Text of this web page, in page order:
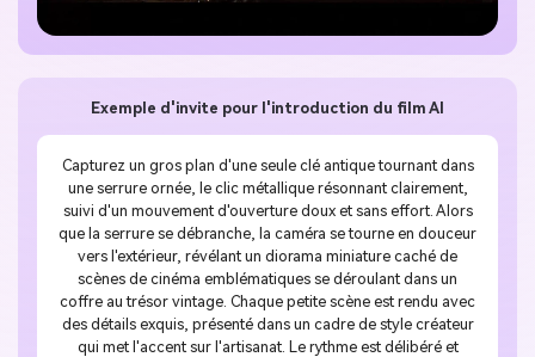
Exemple d'invite pour l'introduction du film AI
Capturez un gros plan d'une seule clé antique tournant dans
une serrure ornée, le clic métallique résonnant clairement,
suivi d'un mouvement d'ouverture doux et sans effort. Alors
que la serrure se débranche, la caméra se tourne en douceur
vers l'extérieur, révélant un diorama miniature caché de
scènes de cinéma emblématiques se déroulant dans un
coffre au trésor vintage. Chaque petite scène est rendu avec
des détails exquis, présenté dans un cadre de style créateur
qui met l'accent sur l'artisanat. Le rythme est délibéré et